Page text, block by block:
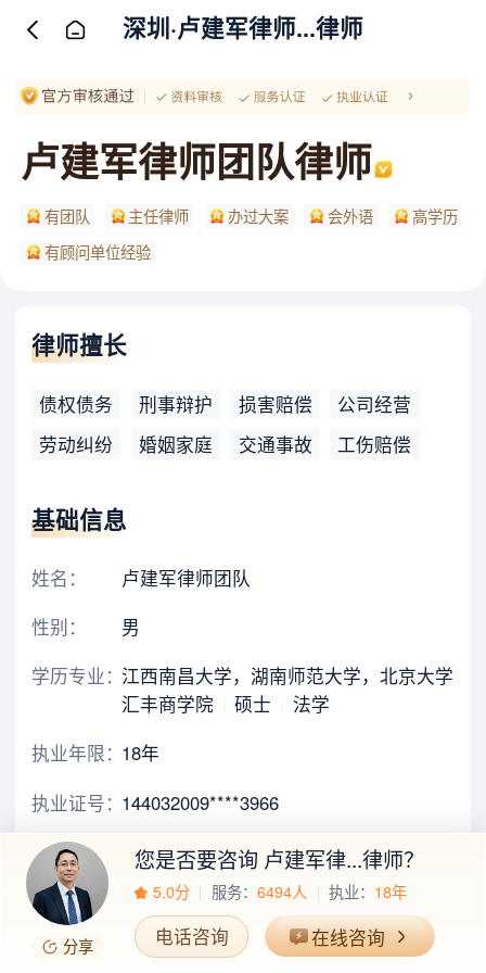
深圳·卢建军律师...律师
卢建军律师团队律师
有团队 主任律师 办过大案 会外语
高学历
有顾问单位经验
律师擅长
债权债务 刑事辩护 损害赔偿
公司经营
劳动纠纷
婚姻家庭 交通事故 工伤赔偿
基础信息
姓名：
卢建军律师团队
性别：
男
学历专业：江西南昌大学，湖南师范大学，北京大学
汇丰商学院
硕士
法学
执业年限：18年
执业证号：144032009****3966
执业律所：
广东泰而安律师事务所 自身拥有律所
担任职务：
主任
办公地区：
广东-深圳-龙华区
分享
您是否要咨询 卢建军律...律师？
5.0分 服务：6494人 执业： 18年
电话咨询 在线咨询